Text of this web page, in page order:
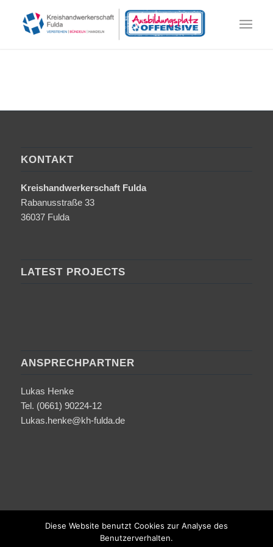
KONTAKT
Kreishandwerkerschaft Fulda
Rabanusstraße 33
36037 Fulda
LATEST PROJECTS
ANSPRECHPARTNER
Lukas Henke
Tel. (0661) 90224-12
Lukas.henke@kh-fulda.de
Diese Website benutzt Cookies zur Analyse des
Benutzerverhalten.